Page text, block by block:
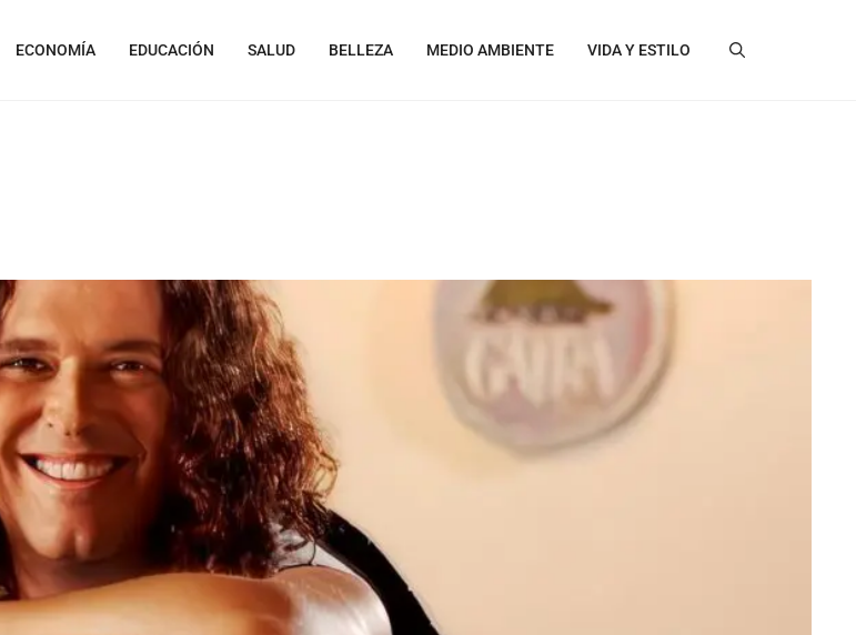
ECONOMÍA EDUCACIÓN SALUD BELLEZA MEDIO AMBIENTE VIDA Y ESTILO